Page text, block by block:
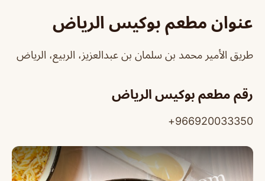
عنوان مطعم بوكيس الرياض
طريق الأمير محمد بن سلمان بن عبدالعزيز، الربيع، الرياض
رقم مطعم بوكيس الرياض
966920033350+